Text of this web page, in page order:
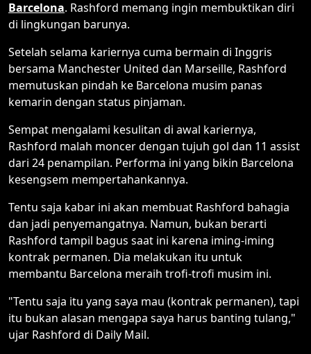
Barcelona. Rashford memang ingin membuktikan diri
di lingkungan barunya.
Setelah selama kariernya cuma bermain di Inggris
bersama Manchester United dan Marseille, Rashford
memutuskan pindah ke Barcelona musim panas
kemarin dengan status pinjaman.
Sempat mengalami kesulitan di awal kariernya,
Rashford malah moncer dengan tujuh gol dan 11 assist
dari 24 penampilan. Performa ini yang bikin Barcelona
kesengsem mempertahankannya.
Tentu saja kabar ini akan membuat Rashford bahagia
dan jadi penyemangatnya. Namun, bukan berarti
Rashford tampil bagus saat ini karena iming-iming
kontrak permanen. Dia melakukan itu untuk
membantu Barcelona meraih trofi-trofi musim ini.
"Tentu saja itu yang saya mau (kontrak permanen), tapi
itu bukan alasan mengapa saya harus banting tulang,"
ujar Rashford di Daily Mail.